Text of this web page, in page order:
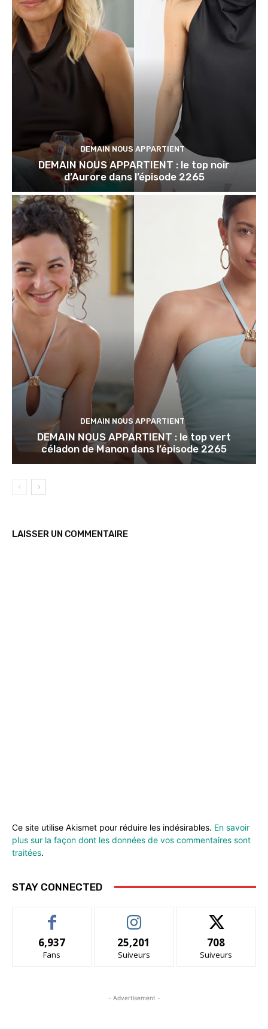
DEMAIN NOUS APPARTIENT
DEMAIN NOUS APPARTIENT : le top noir
d’Aurore dans l’épisode 2265
DEMAIN NOUS APPARTIENT
DEMAIN NOUS APPARTIENT : le top vert
céladon de Manon dans l’épisode 2265
LAISSER UN COMMENTAIRE
Ce site utilise Akismet pour réduire les indésirables. En savoir
plus sur la façon dont les données de vos commentaires sont
traitées.
STAY CONNECTED
6,937
Fans
25,201
Suiveurs
708
Suiveurs
- Advertisement -